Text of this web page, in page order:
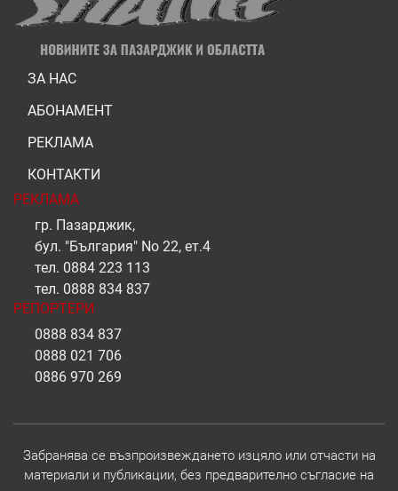
ЗА НАС
АБОНАМЕНТ
РЕКЛАМА
КОНТАКТИ
РЕКЛАМА
гр. Пазарджик,
бул. "България" No 22, ет.4
тел. 0884 223 113
тел. 0888 834 837
РЕПОРТЕРИ
0888 834 837
0888 021 706
0886 970 269
Забранява се възпроизвеждането изцяло или отчасти на
материали и публикации, без предварително съгласие на